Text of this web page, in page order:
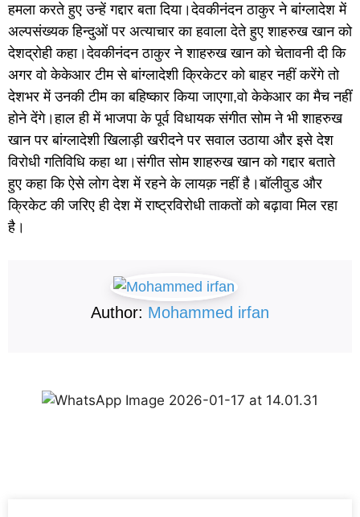
हमला करते हुए उन्हें गद्दार बता दिया।देवकीनंदन ठाकुर ने बांग्लादेश में
अल्पसंख्यक हिन्दुओं पर अत्याचार का हवाला देते हुए शाहरुख खान को
देशद्रोही कहा।देवकीनंदन ठाकुर ने शाहरुख खान को चेतावनी दी कि
अगर वो केकेआर टीम से बांग्लादेशी क्रिकेटर को बाहर नहीं करेंगे तो
देशभर में उनकी टीम का बहिष्कार किया जाएगा,वो केकेआर का मैच नहीं
होने देंगे।हाल ही में भाजपा के पूर्व विधायक संगीत सोम ने भी शाहरुख
खान पर बांग्लादेशी खिलाड़ी खरीदने पर सवाल उठाया और इसे देश
विरोधी गतिविधि कहा था।संगीत सोम शाहरुख खान को गद्दार बताते
हुए कहा कि ऐसे लोग देश में रहने के लायक़ नहीं है।बॉलीवुड और
क्रिकेट की जरिए ही देश में राष्ट्रविरोधी ताकतों को बढ़ावा मिल रहा
है।
Author: Mohammed irfan